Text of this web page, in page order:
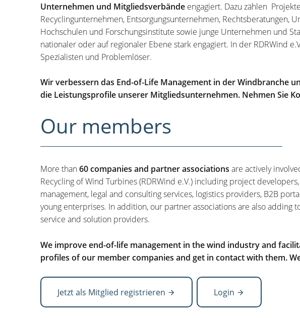
Unternehmen und Mitgliedsverbände engagiert. Dazu zählen
Recyclingunternehmen, Entsorgungsunternehmen, Rechtsberatungen,
Hochschulen und Forschungsinstitute sowie junge Unternehmen und
nationaler oder auf regionaler Ebene stark engagiert. In der RDRWind
Spezialisten und Problemlöser.
Wir verbessern das End-of-Life Management in der Windbranche
die Leistungsprofile unserer Mitgliedsunternehmen. Nehmen Sie
Our members
More than60 companies and partner associations are actively
Recycling of Wind Turbines (RDRWind e.V.) including project
management, legal and consulting services, logistics providers, B2B
young enterprises. In addition, our partner associations are also adding
service and solution providers.
We improve end-of-life management in the wind industry and
profiles of our member companies and get in contact with them.
Jetzt als Mitglied registrieren Login